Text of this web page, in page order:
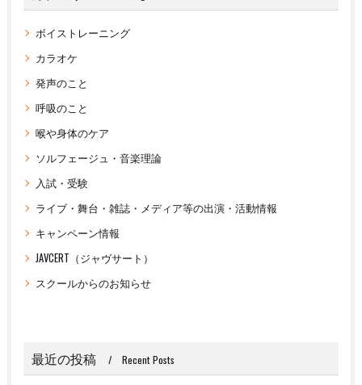
ボイストレーニング
カラオケ
発声のこと
呼吸のこと
喉や身体のケア
ソルフェージュ・音楽理論
入試・受験
ライブ・舞台・雑誌・メディア等の出演・活動情報
キャンペーン情報
JAVCERT（ジャヴサート）
スクールからのお知らせ
最近の投稿 Recent Posts